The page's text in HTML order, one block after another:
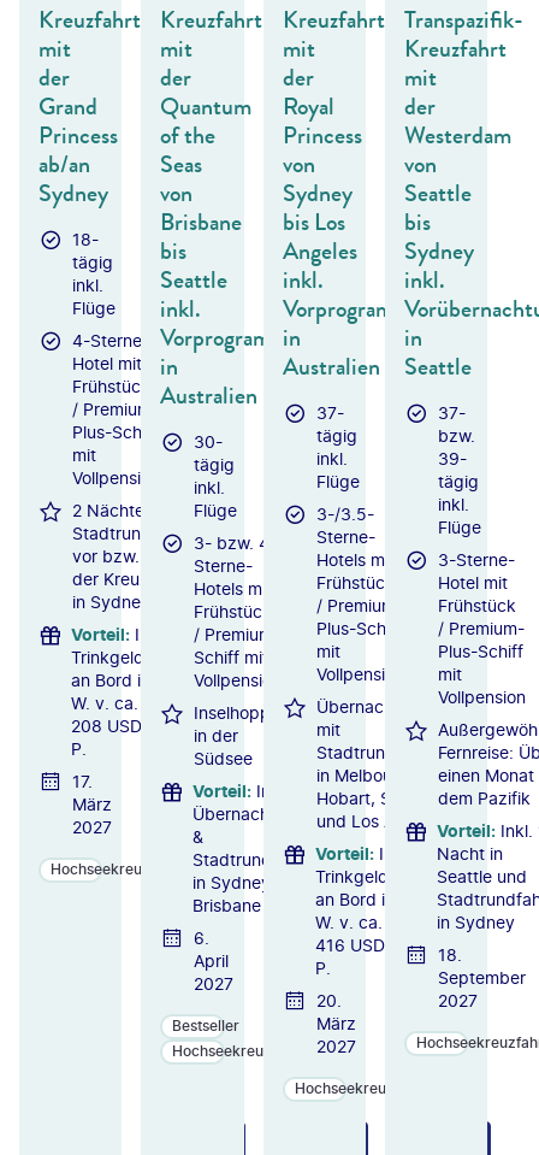
Kreuzfahrt
mit
der
Grand
Princess
ab/an
Sydney
18-
tägig
inkl.
Flüge
4-Sterne-
Hotel mit
Frühstück
/ Premium-
Plus-Schiff
mit
Vollpension
2 Nächte und
Stadtrundfahrt
vor bzw. nach
der Kreuzfahrt
in Sydney
Vorteil: Inkl.
Trinkgelder
an Bord i.
W. v. ca.
208 USD p.
P.
17.
März
2027
Hochseekreuzfahrten
Kreuzfahrt
mit
der
Quantum
of the
Seas
von
Brisbane
bis
Seattle
inkl.
Vorprogramm
in
Australien
30-
tägig
inkl.
Flüge
3- bzw. 4-
Sterne-
Hotels mit
Frühstück
/ ​Premium-
Schiff mit
Vollpension
Inselhopping
in der
Südsee
Vorteil: Inkl.
Übernachtungen
&
Stadtrundfahrten
in Sydney und
Brisbane
6.
April
2027
Bestseller
Hochseekreuzfahrten
Kreuzfahrt
mit
der
Royal
Princess
von
Sydney
bis Los
Angeles
inkl.
Vorprogramm
in
Australien
37-
tägig
inkl.
Flüge
3-/3.5-
Sterne-
Hotels mit
Frühstück
/ Premium-
Plus-Schiff
mit
Vollpension
Übernachtungen
mit
Stadtrundfahrten
in Melbourne,
Hobart, Sydney
und Los Angeles
Vorteil: Inkl.
Trinkgelder
an Bord i.
W. v. ca.
416 USD p.
P.
20.
März
2027
Hochseekreuzfahrten
Transpazifik-
Kreuzfahrt
mit
der
Westerdam
von
Seattle
bis
Sydney
inkl.
in
Seattle
37-
bzw.
39-
tägig
inkl.
Flüge
3-Sterne-
Hotel mit
Frühstück
/ Premium-
Plus-Schiff
mit
Vollpension
Fernreise:
einen Monat
dem Pazifik
Vorteil: Inkl.
Nacht in
Seattle und
in Sydney
18.
September
2027